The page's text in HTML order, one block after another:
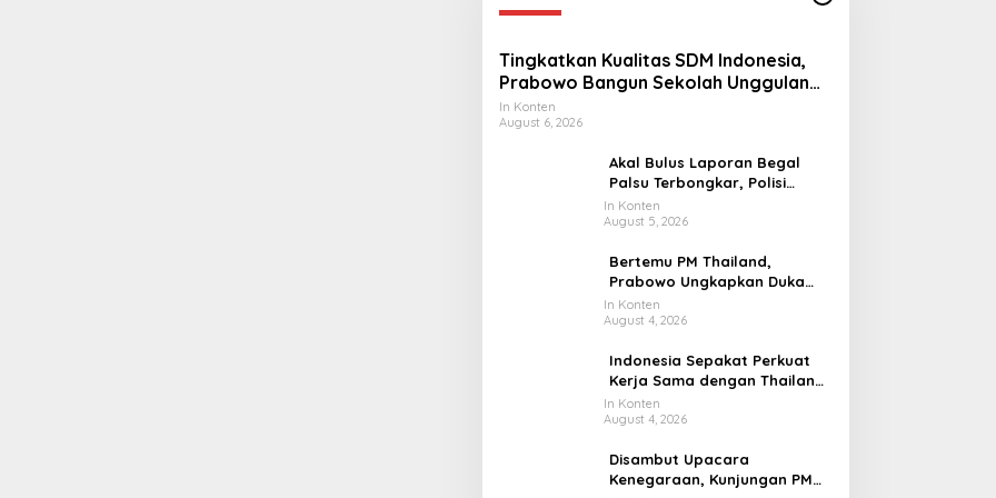
Tingkatkan Kualitas SDM Indonesia,
Prabowo Bangun Sekolah Unggulan
hingga Undang Universitas Terbaik
Dunia
In Konten
August 6, 2026
Akal Bulus Laporan Begal
Palsu Terbongkar, Polisi
Ungkap Penggelapan Uang
Perusahaan untuk Crypto
In Konten
August 5, 2026
Bertemu PM Thailand,
Prabowo Ungkapkan Duka
Cita kepada Putri dan
Selamat Ulang Tahun ke Raja
In Konten
August 4, 2026
Indonesia Sepakat Perkuat
Kerja Sama dengan Thailand,
dari Pangan hingga Ekonomi
Digital
In Konten
August 4, 2026
Disambut Upacara
Kenegaraan, Kunjungan PM